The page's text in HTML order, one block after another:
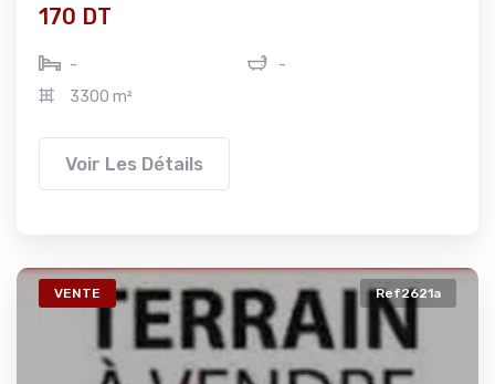
170 DT
-
-
3300 m²
Voir Les Détails
VENTE Ref2621a